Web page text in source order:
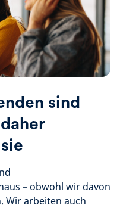
sind
– obwohl wir davon
Wir arbeiten auch